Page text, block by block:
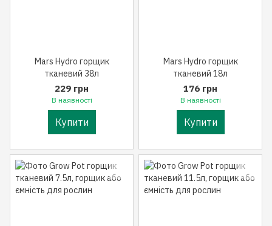
Mars Hydro горщик
тканевий 38л
229 грн
В наявності
Купити
Mars Hydro горщик
тканевий 18л
176 грн
В наявності
Купити